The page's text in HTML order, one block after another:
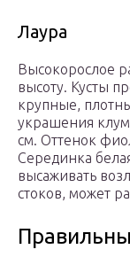
Лаура
Высокорослое
высоту. Кусты
крупные,
украшения
см. Оттенок
Серединка
высаживать
стоков, может